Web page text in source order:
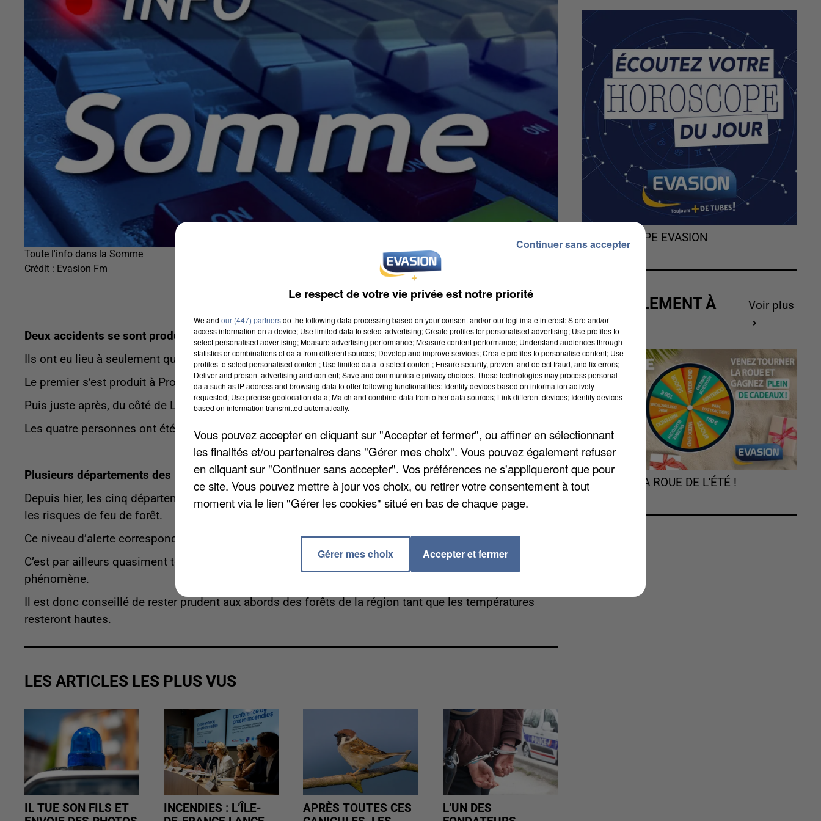
Toute l'info dans la Somme
Crédit : Evasion Fm
Deux accidents se sont produits à quelques kilomètres d’écart dans la Somme.
Ils ont eu lieu à seulement quelques minutes d’intervalles.
Le premier s’est produit à Proyart, où un motard a été impliqué.
Puis juste après, du côté de Lihons, faisant trois blessés dans une voiture.
Les quatre personnes ont été transporté du côté de l’hôpital de Péronne.
Plusieurs départements des Hauts de France font l’objet d’une surveillance accrue.
Depuis hier, les cinq départements de la région, dont la Somme, sont placé en alerte jaune concernant
les risques de feu de forêt.
Ce niveau d’alerte correspond à un risque modéré d’incendie.
C’est par ailleurs quasiment tout le nord de l’hexagone, excepté la Bretagne, qui est concerné par ce
phénomène.
Il est donc conseillé de rester prudent aux abords des forêts de la région tant que les températures
resteront hautes.
LES ARTICLES LES PLUS VUS
IL TUE SON FILS ET
INCENDIES : L’ÎLE-
APRÈS TOUTES CES
L’UN DES
L'HOROSCOPE EVASION
ACTUELLEMENT À
GAGNER
Voir plus
TOURNEZ LA ROUE DE L'ÉTÉ !
Le respect de votre vie privée est notre priorité
We and our (447) partnersdo the following data processing based on your consent and/or our legitimate interest: Store and/or
access information on a device; Use limited data to select advertising; Create profiles for personalised advertising; Use profiles to
select personalised advertising; Measure advertising performance; Measure content performance; Understand audiences through
statistics or combinations of data from different sources; Develop and improve services; Create profiles to personalise content; Use
profiles to select personalised content; Use limited data to select content; Ensure security, prevent and detect fraud, and fix errors;
Deliver and present advertising and content; Save and communicate privacy choices. These technologies may process personal
data such as IP address and browsing data to offer following functionalities: Identify devices based on information actively
requested; Use precise geolocation data; Match and combine data from other data sources; Link different devices; Identify devices
based on information transmitted automatically.
Vous pouvez accepter en cliquant sur "Accepter et fermer", ou affiner en sélectionnant
les finalités et/ou partenaires dans "Gérer mes choix". Vous pouvez également refuser
en cliquant sur "Continuer sans accepter". Vos préférences ne s'appliqueront que pour
ce site. Vous pouvez mettre à jour vos choix, ou retirer votre consentement à tout
moment via le lien "Gérer les cookies" situé en bas de chaque page.
Gérer mes choix Accepter et fermer
Continuer sans accepter